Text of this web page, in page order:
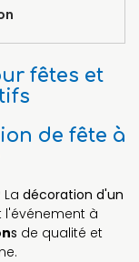
fêtes et
de fête à
décoration d'un
l'événement à
s de qualité et